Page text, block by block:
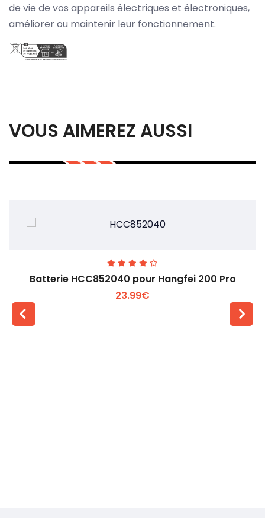
de vie de vos appareils électriques et électroniques,
améliorer ou maintenir leur fonctionnement.
VOUS AIMEREZ AUSSI
Batterie HCC852040 pour Hangfei 200 Pro
23.99€